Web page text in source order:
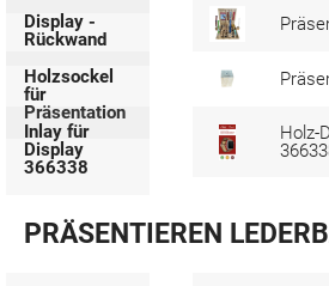
Display -
Rückwand
Holzsockel
für
Präsentation
Inlay für
Display
366338
Holz-
PRÄSENTIEREN